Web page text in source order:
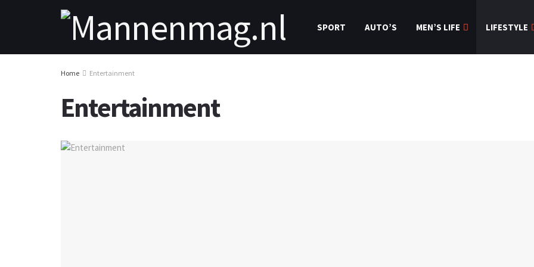
SPORT AUTO’S MEN’S LIFE LIFESTYLE
Home Entertainment
Entertainment